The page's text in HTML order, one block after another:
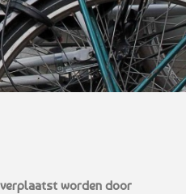
worden door